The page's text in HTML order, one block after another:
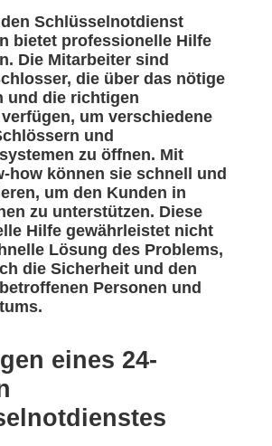
Schlüsselnotdienst
bietet professionelle Hilfe
Die Mitarbeiter sind
die über das nötige
und die richtigen
um verschiedene
und
zu öffnen. Mit
how können sie schnell und
um den Kunden in
zu unterstützen. Diese
Hilfe gewährleistet nicht
Lösung des Problems,
die Sicherheit und den
Personen und
eines 24-